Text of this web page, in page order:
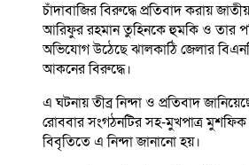
চাঁদাবাজির বিরুদ্ধে প্রতিবাদ করায়
আরিফুর রহমান তুহিনকে হুমকি ও তার
অভিযোগ উঠেছে ঝালকাঠি জেলার
আকনের বিরুদ্ধে।
এ ঘটনায় তীব্র নিন্দা ও প্রতিবাদ
রোববার সংগঠনটির সহ-মুখপাত্র মুশফিক
বিবৃতিতে এ নিন্দা জানানো হয়।